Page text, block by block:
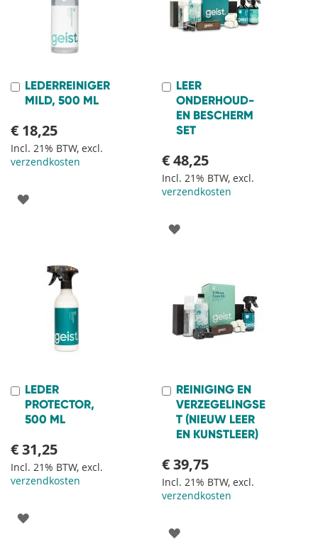
LEDERREINIGER
MILD, 500 ML
€ 18,25
Incl. 21% BTW, excl.
verzendkosten
In
Winkelwagen
VOEG
VERLANGLIJST
LEER
ONDERHOUD-
EN BESCHERM
SET
€ 48,25
Incl. 21% BTW, excl.
verzendkosten
In
Winkelwagen
VOEG
VERLANGLIJST
LEDER
PROTECTOR,
500 ML
€ 31,25
Incl. 21% BTW, excl.
verzendkosten
In
Winkelwagen
VOEG
REINIGING EN
VERZEGELINGSE
T (NIEUW LEER
EN KUNSTLEER)
€ 39,75
Incl. 21% BTW, excl.
verzendkosten
In
Winkelwagen
VOEG